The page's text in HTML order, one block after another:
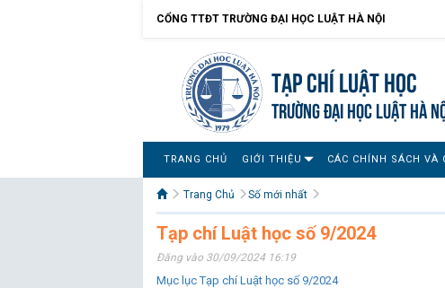
CỔNG TTĐT TRƯỜNG ĐẠI HỌC LUẬT HÀ NỘI
Tạp chí Luật học
TRƯỜNG ĐẠI HỌC LUẬT HÀ
TRANG CHỦ GIỚI THIỆU CÁC CHÍNH SÁCH VÀ
Trang Chủ Số mới nhất
Tạp chí Luật học số 9/2024
Đăng vào 30/09/2024 16:19
Mục lục Tạp chí Luật học số 9/2024